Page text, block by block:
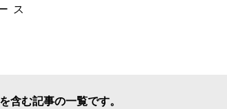
ス
含む記事の一覧です。